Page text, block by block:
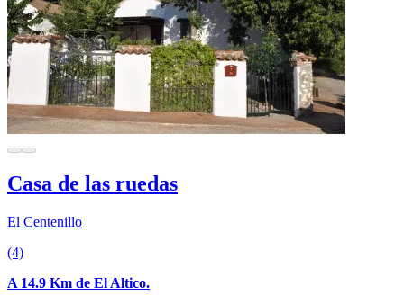
Casa de las ruedas
El Centenillo
(4)
A 14.9 Km de El Altico.